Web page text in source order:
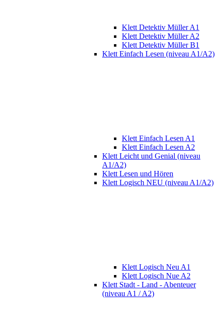
Klett Detektiv Müller A1
Klett Detektiv Müller A2
Klett Detektiv Müller B1
Klett Einfach Lesen (niveau A1/A2)
Klett Einfach Lesen A1
Klett Einfach Lesen A2
Klett Leicht und Genial (niveau
A1/A2)
Klett Lesen und Hören
Klett Logisch NEU (niveau A1/A2)
Klett Logisch Neu A1
Klett Logisch Nue A2
Klett Stadt - Land - Abenteuer
(niveau A1 / A2)